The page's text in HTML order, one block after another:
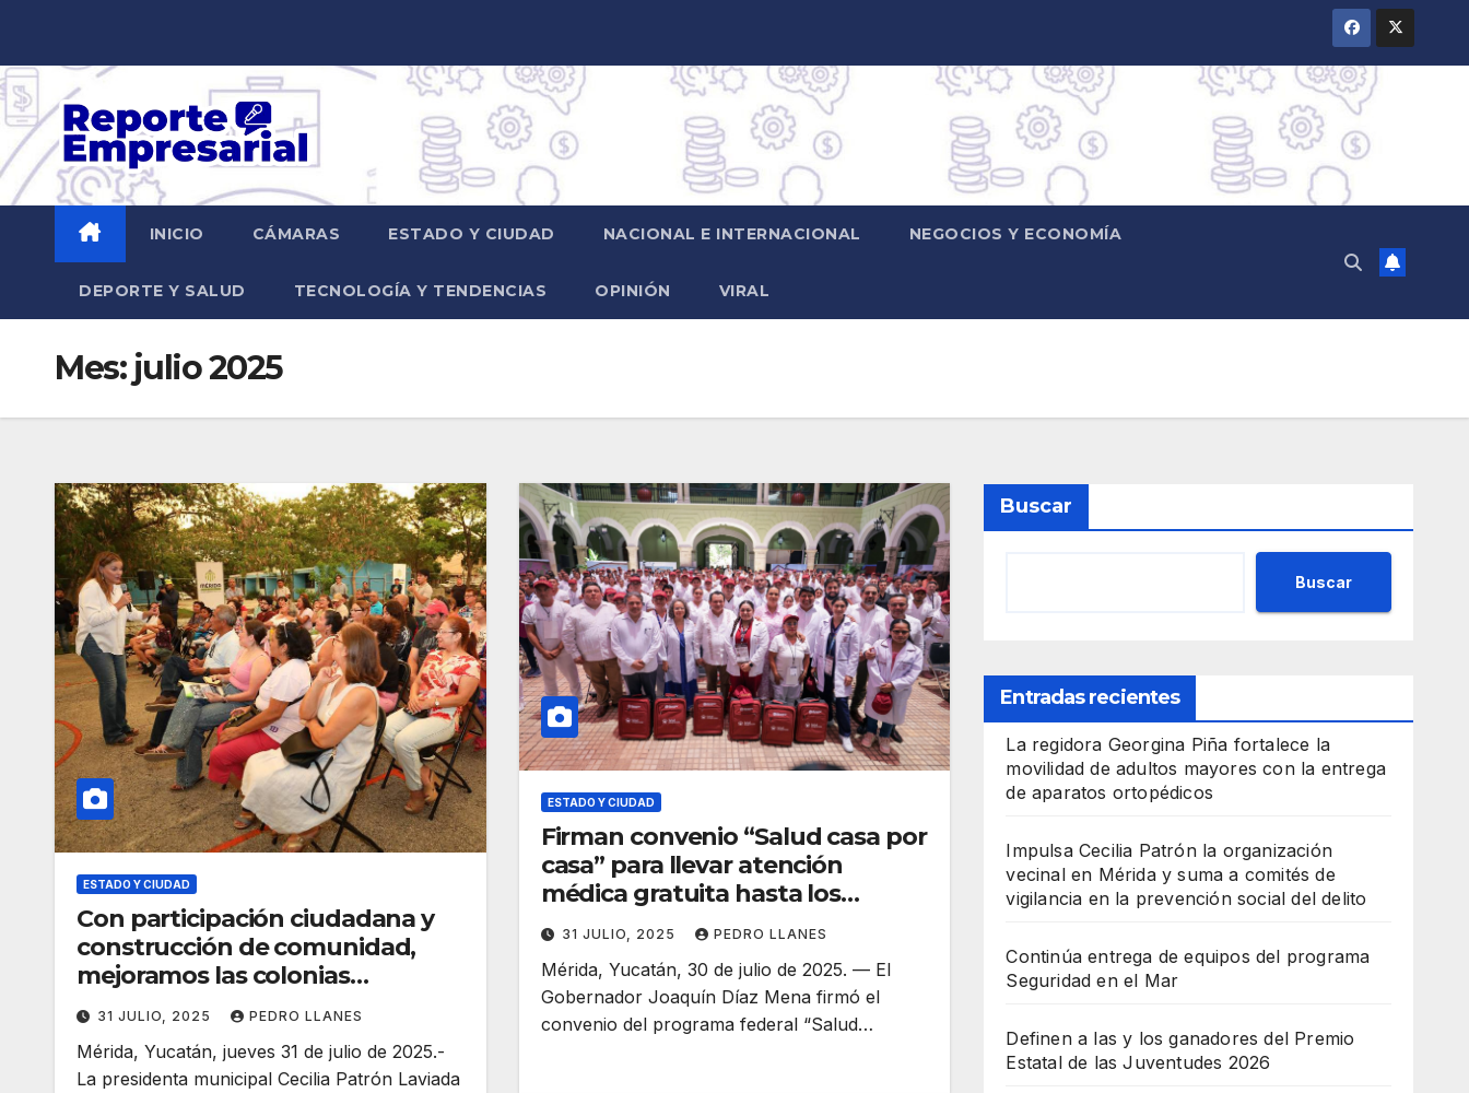
contenido
INICIO CÁMARAS ESTADO Y CIUDAD NACIONAL E INTERNACIONAL NEGOCIOS Y ECONOMÍA
DEPORTE Y SALUD TECNOLOGÍA Y TENDENCIAS OPINIÓN VIRAL
Mes: julio 2025
ESTADO Y CIUDAD
Con participación ciudadana y
construcción de comunidad,
mejoramos las colonias
meridanas: Cecilia Patrón.
31 JULIO, 2025 PEDRO LLANES
Mérida, Yucatán, jueves 31 de julio de 2025.-
La presidenta municipal Cecilia Patrón Laviada
ESTADO Y CIUDAD
Firman convenio “Salud casa por
casa” para llevar atención
médica gratuita hasta los
hogares de Yucatán
31 JULIO, 2025 PEDRO LLANES
Mérida, Yucatán, 30 de julio de 2025. — El
Gobernador Joaquín Díaz Mena firmó el
convenio del programa federal “Salud…
Buscar
Buscar
Entradas recientes
La regidora Georgina Piña fortalece la
movilidad de adultos mayores con la entrega
de aparatos ortopédicos
Impulsa Cecilia Patrón la organización
vecinal en Mérida y suma a comités de
vigilancia en la prevención social del delito
Continúa entrega de equipos del programa
Seguridad en el Mar
Definen a las y los ganadores del Premio
Estatal de las Juventudes 2026